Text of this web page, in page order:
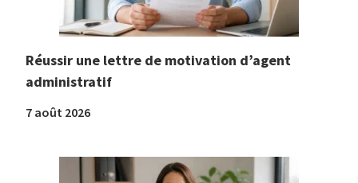
Réussir une lettre de motivation d’agent
administratif
7 août 2026